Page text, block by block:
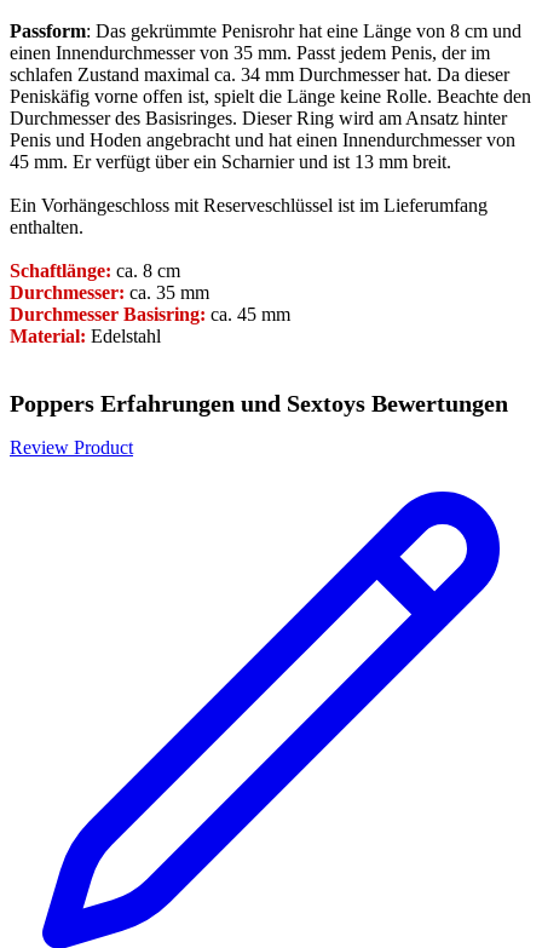
Passform: Das gekrümmte Penisrohr hat eine Länge von 8 cm und
einen Innendurchmesser von 35 mm. Passt jedem Penis, der im
schlafen Zustand maximal ca. 34 mm Durchmesser hat. Da dieser
Peniskäfig vorne offen ist, spielt die Länge keine Rolle. Beachte den
Durchmesser des Basisringes. Dieser Ring wird am Ansatz hinter
Penis und Hoden angebracht und hat einen Innendurchmesser von
45 mm. Er verfügt über ein Scharnier und ist 13 mm breit.
Ein Vorhängeschloss mit Reserveschlüssel ist im Lieferumfang
enthalten.
Schaftlänge: ca. 8 cm
Durchmesser: ca. 35 mm
Durchmesser Basisring: ca. 45 mm
Material: Edelstahl
Poppers Erfahrungen und Sextoys Bewertungen
Review Product